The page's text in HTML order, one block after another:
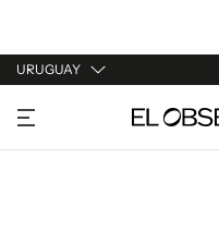
URUGUAY
URUGUAY
ARGENTINA